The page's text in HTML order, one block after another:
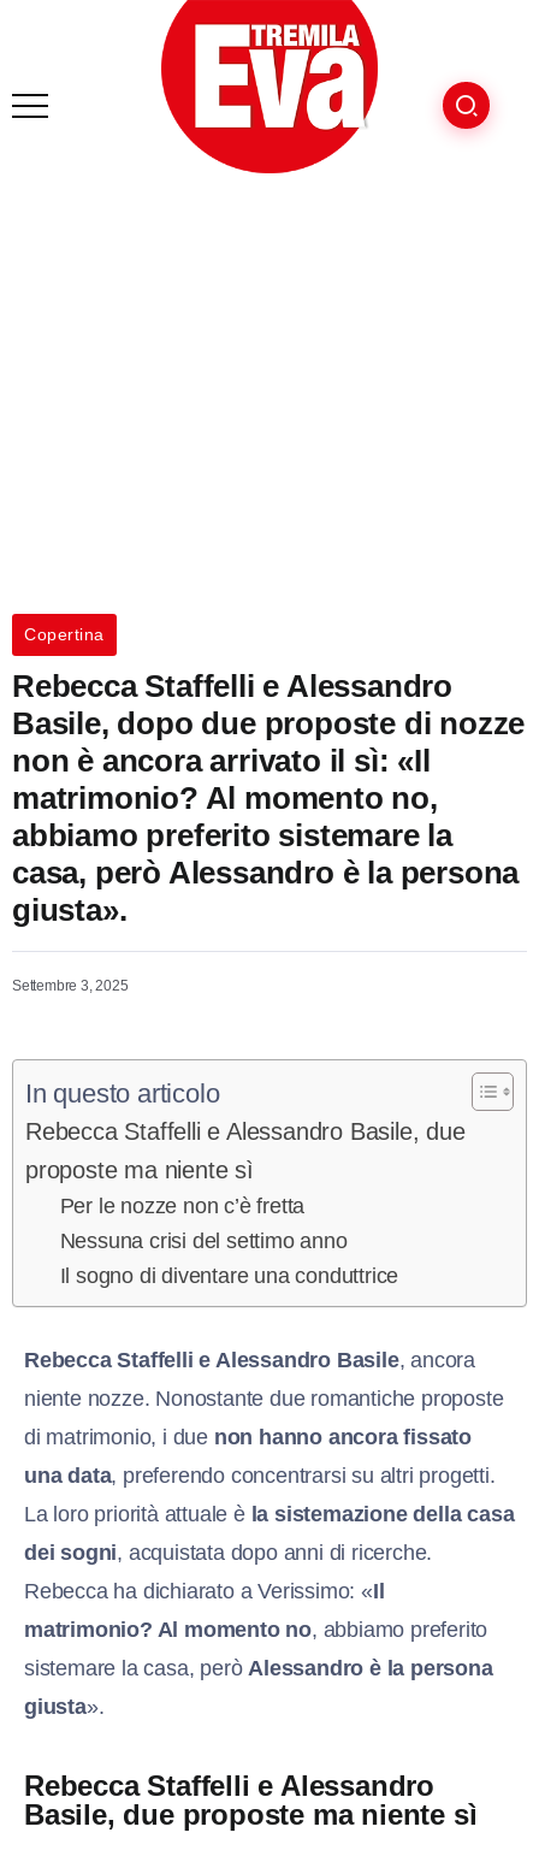
Copertina
Rebecca Staffelli e Alessandro
Basile, dopo due proposte di nozze
non è ancora arrivato il sì: «Il
matrimonio? Al momento no,
abbiamo preferito sistemare la
casa, però Alessandro è la persona
giusta».
Settembre 3, 2025
In questo articolo
Rebecca Staffelli e Alessandro Basile, due
proposte ma niente sì
Per le nozze non c’è fretta
Nessuna crisi del settimo anno
Il sogno di diventare una conduttrice
Rebecca Staffelli e Alessandro Basile, ancora
niente nozze. Nonostante due romantiche proposte
di matrimonio, i due non hanno ancora fissato
una data, preferendo concentrarsi su altri progetti.
La loro priorità attuale è la sistemazione della casa
dei sogni, acquistata dopo anni di ricerche.
Rebecca ha dichiarato a Verissimo: «Il
matrimonio? Al momento no, abbiamo preferito
sistemare la casa, però Alessandro è la persona
giusta».
Rebecca Staffelli e Alessandro
Basile, due proposte ma niente sì